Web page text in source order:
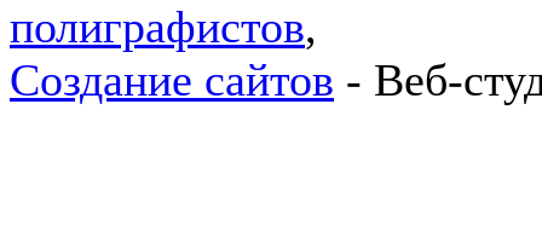
полиграфистов,
Создание сайтов - Веб-